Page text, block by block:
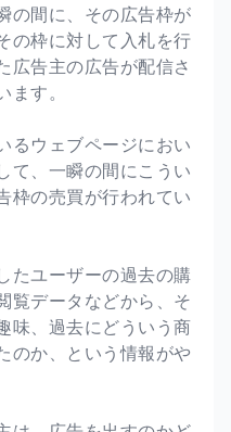
の間に、その広告枠が
の枠に対して入札を行
広告主の広告が配信さ
す。
るウェブページにおい
て、一瞬の間にこうい
枠の売買が行われてい
たユーザーの過去の購
覧データなどから、そ
味、過去にどういう商
のか、という情報がや